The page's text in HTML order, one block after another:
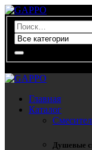
Главная
Каталог
Душевые